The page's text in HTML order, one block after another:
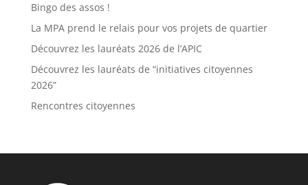
Bingo des assos !
La MPA prend le relais pour vos projets de quartier
Découvrez les lauréats 2026 de l’APIC
Découvrez les lauréats de “initiatives citoyennes
2026”
Rencontres citoyennes